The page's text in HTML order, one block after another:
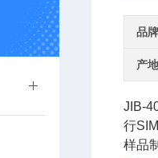
品牌
产
JIB-
行
样品